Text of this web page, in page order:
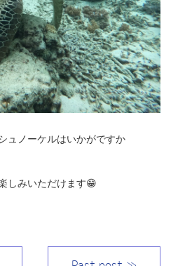
ュノーケルはいかがですか
しみいただけます😁